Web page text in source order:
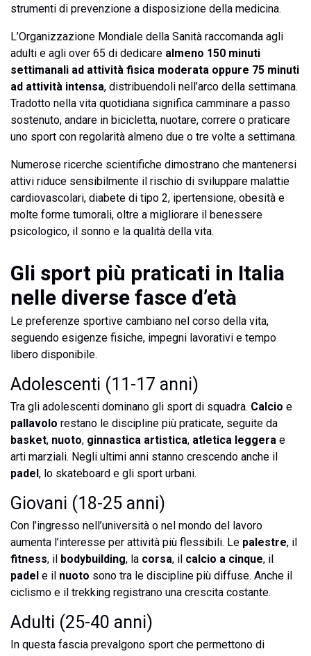
strumenti di prevenzione a disposizione della medicina.
L’Organizzazione Mondiale della Sanità raccomanda agli
adulti e agli over 65 di dedicare almeno 150 minuti
settimanali ad attività fisica moderata oppure 75 minuti
ad attività intensa, distribuendoli nell’arco della settimana.
Tradotto nella vita quotidiana significa camminare a passo
sostenuto, andare in bicicletta, nuotare, correre o praticare
uno sport con regolarità almeno due o tre volte a settimana.
Numerose ricerche scientifiche dimostrano che mantenersi
attivi riduce sensibilmente il rischio di sviluppare malattie
cardiovascolari, diabete di tipo 2, ipertensione, obesità e
molte forme tumorali, oltre a migliorare il benessere
psicologico, il sonno e la qualità della vita.
Gli sport più praticati in Italia
nelle diverse fasce d’età
Le preferenze sportive cambiano nel corso della vita,
seguendo esigenze fisiche, impegni lavorativi e tempo
libero disponibile.
Adolescenti (11-17 anni)
Tra gli adolescenti dominano gli sport di squadra. Calcio e
pallavolo restano le discipline più praticate, seguite da
basket, nuoto, ginnastica artistica, atletica leggera e
arti marziali. Negli ultimi anni stanno crescendo anche il
padel, lo skateboard e gli sport urbani.
Giovani (18-25 anni)
Con l’ingresso nell’università o nel mondo del lavoro
aumenta l’interesse per attività più flessibili. Le palestre, il
fitness, il bodybuilding, la corsa, il calcio a cinque, il
padel e il nuoto sono tra le discipline più diffuse. Anche il
ciclismo e il trekking registrano una crescita costante.
Adulti (25-40 anni)
In questa fascia prevalgono sport che permettono di